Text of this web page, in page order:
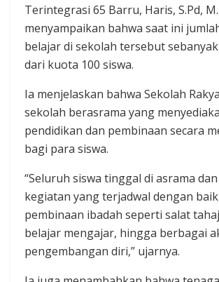
Terintegrasi 65 Barru, Haris, S.Pd,
menyampaikan bahwa saat ini
belajar di sekolah tersebut
dari kuota 100 siswa.
Ia menjelaskan bahwa Sekolah
sekolah berasrama yang
pendidikan dan pembinaan secara
bagi para siswa.
“Seluruh siswa tinggal di asrama
kegiatan yang terjadwal dengan
pembinaan ibadah seperti salat
belajar mengajar, hingga berbagai
pengembangan diri,” ujarnya.